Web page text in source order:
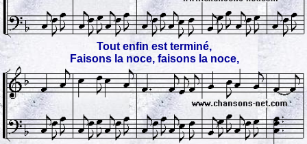
Tout enfin est terminé,
Faisons la noce, faisons la noce,